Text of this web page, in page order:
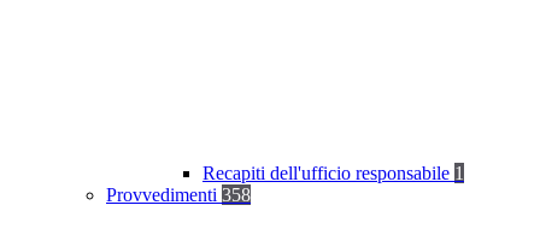
Recapiti dell'ufficio responsabile 1
Provvedimenti 358